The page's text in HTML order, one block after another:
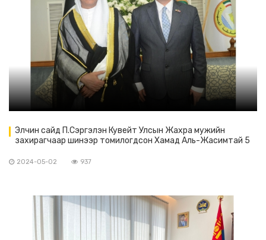
Элчин сайд П.Сэргэлэн Кувейт Улсын Жахра мужийн
захирагчаар шинээр томилогдсон Хамад Аль-Жасимтай 5
2024-05-02 937